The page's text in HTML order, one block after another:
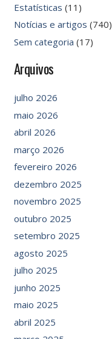
Estatísticas (11)
Notícias e artigos (740)
Sem categoria (17)
Arquivos
julho 2026
maio 2026
abril 2026
março 2026
fevereiro 2026
dezembro 2025
novembro 2025
outubro 2025
setembro 2025
agosto 2025
julho 2025
junho 2025
maio 2025
abril 2025